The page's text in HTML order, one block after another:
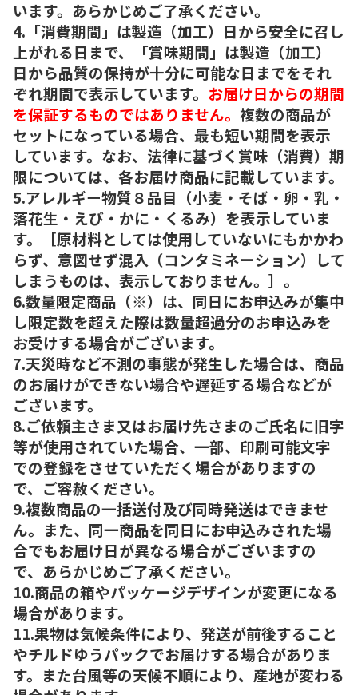
います。あらかじめご了承ください。
4.「消費期間」は製造（加工）日から安全に召し
上がれる日まで、「賞味期間」は製造（加工）
日から品質の保持が十分に可能な日までをそれ
ぞれ期間で表示しています。 お届け日からの期間
を保証するものではありません。 複数の商品が
セットになっている場合、最も短い期間を表示
しています。なお、法律に基づく賞味（消費）期
限については、各お届け商品に記載しています。
5.アレルギー物質８品目（小麦・そば・卵・乳・
落花生・えび・かに・くるみ）を表示していま
す。［原材料としては使用していないにもかかわ
らず、意図せず混入（コンタミネーション）して
しまうものは、表示しておりません。］。
6.数量限定商品（※）は、同日にお申込みが集中
し限定数を超えた際は数量超過分のお申込みを
お受けする場合がございます。
7.天災時など不測の事態が発生した場合は、商品
のお届けができない場合や遅延する場合などが
ございます。
8.ご依頼主さま又はお届け先さまのご氏名に旧字
等が使用されていた場合、一部、印刷可能文字
での登録をさせていただく場合がありますの
で、ご容赦ください。
9.複数商品の一括送付及び同時発送はできませ
ん。また、同一商品を同日にお申込みされた場
合でもお届け日が異なる場合がございますの
で、あらかじめご了承ください。
10.商品の箱やパッケージデザインが変更になる
場合があります。
11.果物は気候条件により、発送が前後すること
やチルドゆうパックでお届けする場合がありま
す。また台風等の天候不順により、産地が変わる